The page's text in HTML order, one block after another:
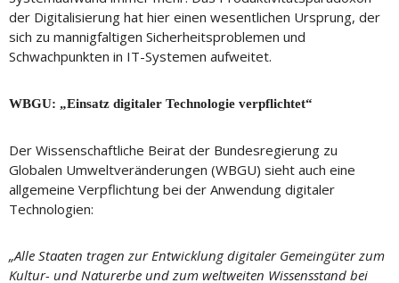
der Digitalisierung hat hier einen wesentlichen Ursprung, der
sich zu mannigfaltigen Sicherheitsproblemen und
Schwachpunkten in IT-Systemen aufweitet.
WBGU: „Einsatz digitaler Technologie verpflichtet“
Der Wissenschaftliche Beirat der Bundesregierung zu
Globalen Umweltveränderungen (WBGU) sieht auch eine
allgemeine Verpflichtung bei der Anwendung digitaler
Technologien:
„Alle Staaten tragen zur Entwicklung digitaler Gemeingüter zum
Kultur- und Naturerbe und zum weltweiten Wissensstand bei